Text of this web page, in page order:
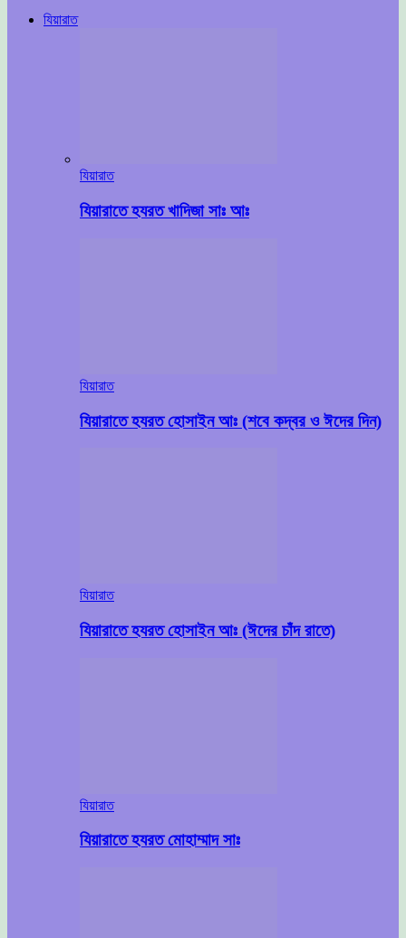
যিয়ারাত
যিয়ারাত
যিয়ারাতে হযরত খাদিজা সাঃ আঃ
যিয়ারাত
যিয়ারাতে হযরত হোসাইন আঃ (শবে কদ্বর ও ঈদের দিন)
যিয়ারাত
যিয়ারাতে হযরত হোসাইন আঃ (ঈদের চাঁদ রাতে)
যিয়ারাত
যিয়ারাতে হযরত মোহাম্মাদ সাঃ